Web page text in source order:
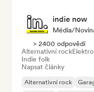
indie now
Média/
> 2400 odpovědí
Alternativní rock
Indie folk
Napsat články
Alternativní rock